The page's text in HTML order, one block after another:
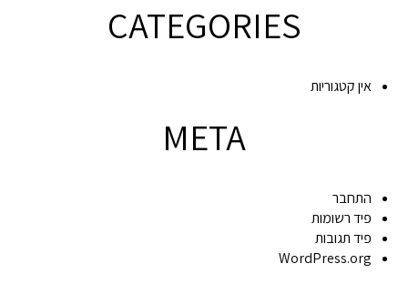
CATEGORIES
אין קטגוריות
META
התחבר
פיד רשומות
פיד תגובות
WordPress.org